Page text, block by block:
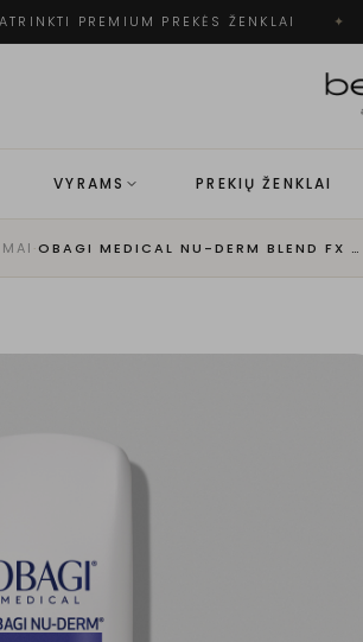
PREMIUM PREKĖS ŽENKLAI
VYRAMS PREKIŲ ŽENKLAI
· OBAGI MEDICAL NU-DERM BLEND FX – ŠVIESINANTIS KREMAS SU ARBUTINU